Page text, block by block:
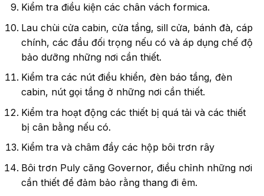
Kiểm tra điều kiện các chân vách formica.
Lau chùi cửa cabin, cửa tầng, sill cửa, bánh đà, cáp
chính, các đầu đối trọng nếu có và áp dụng chế độ
bảo dưỡng những nơi cần thiết.
Kiểm tra các nút điều khiển, đèn báo tầng, đèn
cabin, nút gọi tầng ở những nơi cần thiết.
Kiểm tra hoạt động các thiết bị quá tải và các thiết
bị cân bằng nếu có.
Kiểm tra và châm đầy các hộp bôi trơn rây
Bôi trơn Puly căng Governor, điều chỉnh những nơi
cần thiết để đảm bảo rằng thang đi êm.